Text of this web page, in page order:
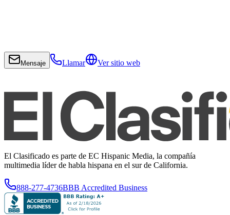
Mensaje Llamar Ver sitio web
El Clasificado es parte de EC Hispanic Media, la compañía
multimedia líder de habla hispana en el sur de California.
888-277-4736BBB Accredited Business